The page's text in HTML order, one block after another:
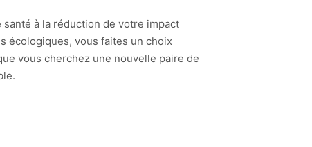
à la réduction de votre impact
écologiques, vous faites un choix
vous cherchez une nouvelle paire de